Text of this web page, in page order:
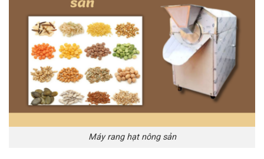
Máy rang hạt nông sản